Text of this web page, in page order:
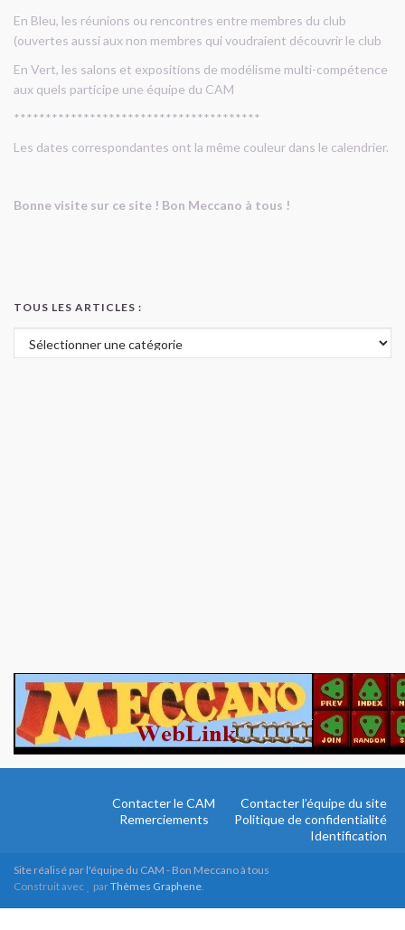
En Bleu, les réunions ou rencontres entre membres du club
(ouvertes aussi aux non membres qui voudraient découvrir le club
En Vert, les salons et expositions de modélisme multi-compétence
aux quels participe une équipe du CAM
***************************************
Les dates correspondantes ont la même couleur dans le calendrier.
Bonne visite sur ce site ! Bon Meccano à tous !
TOUS LES ARTICLES :
Tous les articles :
Contacter le CAM
Contacter l’équipe du site
Remerciements
Politique de confidentialité
Identification
Site réalisé par l'équipe du CAM - Bon Meccano à tous
Construit avec
parThèmes Graphene